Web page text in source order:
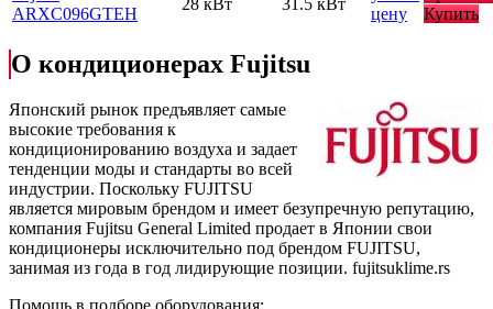
ARXC096GTEH
цену
Купить
О кондиционерах Fujitsu
Японский рынок предъявляет самые
высокие требования к
кондиционированию воздуха и задает
тенденции моды и стандарты во всей
индустрии. Поскольку FUJITSU
является мировым брендом и имеет безупречную репутацию,
компания Fujitsu General Limited продает в Японии свои
кондиционеры исключительно под брендом FUJITSU,
занимая из года в год лидирующие позиции. fujitsuklime.rs